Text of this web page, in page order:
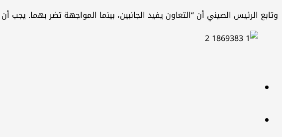
وتابع الرئيس الصيني أن “التعاون يفيد الجانبين، بينما المواجهة تضر بهما.